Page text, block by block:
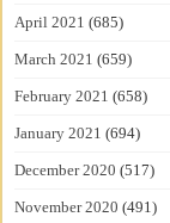
April 2021 (685)
March 2021 (659)
February 2021 (658)
January 2021 (694)
December 2020 (517)
November 2020 (491)